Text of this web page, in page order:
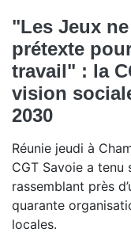
"Les Jeux
prétexte
travail" : la
vision
2030
Réunie jeudi à
CGT Savoie a tenu
rassemblant près
quarante
locales.